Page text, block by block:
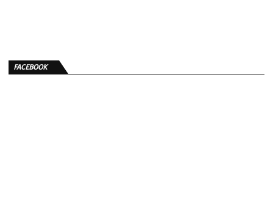
FACEBOOK